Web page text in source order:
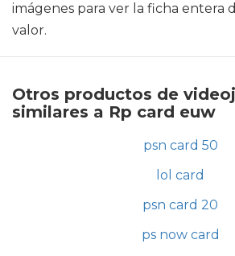
imágenes para ver la ficha entera
valor.
Otros productos de
similares a Rp card euw
psn card 50
lol card
psn card 20
ps now card